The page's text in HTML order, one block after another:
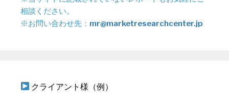
相談ください。
※お問い合わせ先： mr@marketresearchcenter.jp
クライアント様（例）